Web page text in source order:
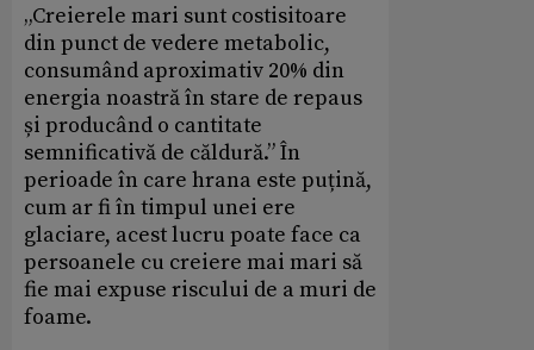
„Creierele mari sunt costisitoare
din punct de vedere metabolic,
consumând aproximativ 20% din
energia noastră în stare de repaus
și producând o cantitate
semnificativă de căldură.” În
perioade în care hrana este puțină,
cum ar fi în timpul unei ere
glaciare, acest lucru poate face ca
persoanele cu creiere mai mari să
fie mai expuse riscului de a muri de
foame.